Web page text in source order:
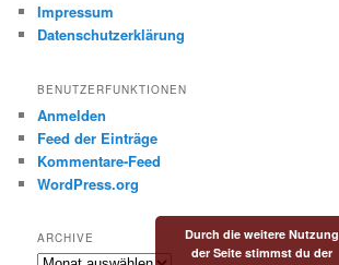
n
Impressum
Datenschutzerklärung
BENUTZERFUNKTIONEN
Anmelden
Feed der Einträge
Kommentare-Feed
WordPress.org
ARCHIVE
Archive
Durch die weitere Nutzung
der Seite stimmst du der